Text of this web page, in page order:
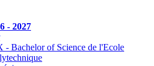
- 2027
- Bachelor of Science de l'Ecole